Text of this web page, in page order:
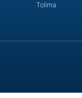
Tolima